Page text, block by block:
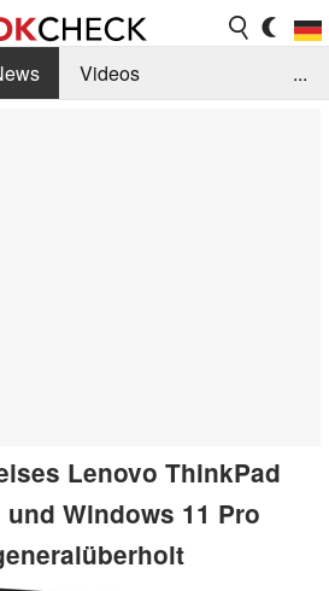
Videos
...
Lenovo ThinkPad
Windows 11 Pro